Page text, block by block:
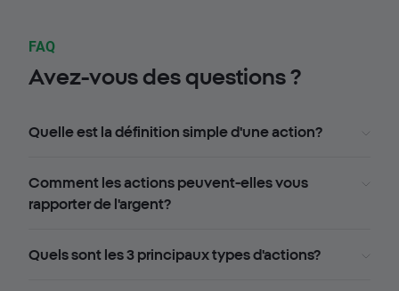
FAQ
Avez-vous des questions ?
Quelle est la définition simple d'une action?
Comment les actions peuvent-elles vous
rapporter de l'argent?
Quels sont les 3 principaux types d'actions?